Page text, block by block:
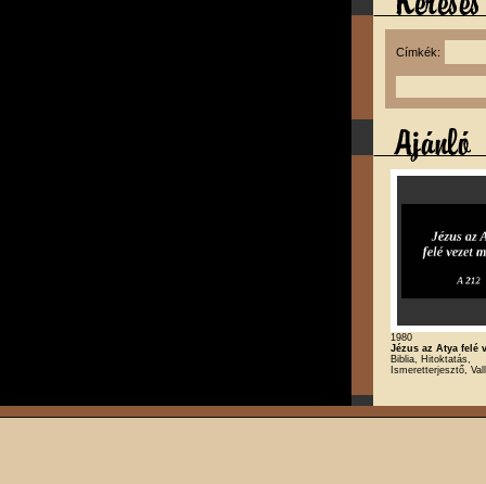
Címkék:
1980
Jézus az Atya felé
Biblia, Hitoktatás,
Ismeretterjesztő,